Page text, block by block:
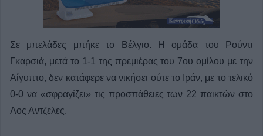
Σε μπελάδες μπήκε το Βέλγιο. Η ομάδα του Ρούντι
Γκαρσιά, μετά το 1-1 της πρεμιέρας του 7ου ομίλου με την
Αίγυπτο, δεν κατάφερε να νικήσει ούτε το Ιράν, με το τελικό
0-0 να «σφραγίζει» τις προσπάθειες των 22 παικτών στο
Λος Αντζελες.